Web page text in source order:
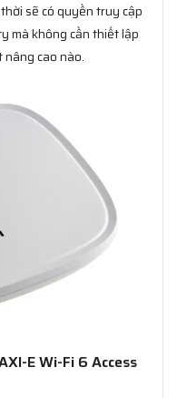
sẽ có quyền truy cập
mà không cần thiết lập
cao nào.
E Wi-Fi 6 Access